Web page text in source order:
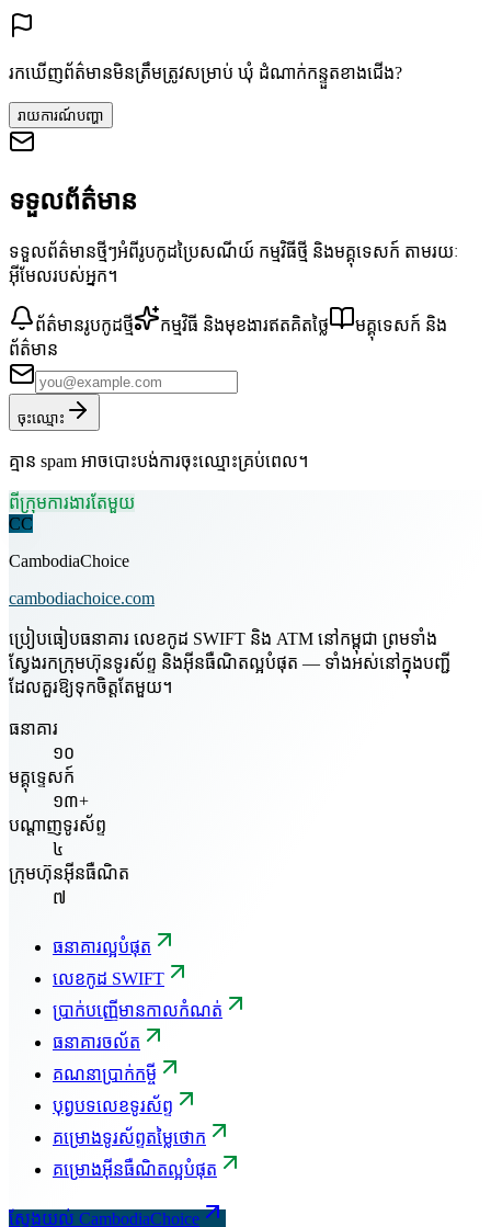
រកឃើញព័ត៌មានមិនត្រឹមត្រូវសម្រាប់ ឃុំ ដំណាក់កន្ទួតខាងជើង?
រាយការណ៍បញ្ហា
ទទួលព័ត៌មាន
ទទួលព័ត៌មានថ្មីៗអំពីរូបកូដប្រៃសណីយ៍ កម្មវិធីថ្មី និងមគ្គុទេសក៍ តាមរយៈ
អ៊ីមែលរបស់អ្នក។
ព័ត៌មានរូបកូដថ្មី កម្មវិធី និងមុខងារឥតគិតថ្លៃ
មគ្គុទេសក៍ និង
ព័ត៌មាន
ចុះឈ្មោះ
គ្មាន spam អាចបោះបង់ការចុះឈ្មោះគ្រប់ពេល។
ពីក្រុមការងារតែមួយ
CC
CambodiaChoice
cambodiachoice.com
ប្រៀបធៀបធនាគារ លេខកូដ SWIFT និង ATM នៅកម្ពុជា ព្រមទាំង
ស្វែងរកក្រុមហ៊ុនទូរស័ព្ទ និងអ៊ីនធឺណិតល្អបំផុត — ទាំងអស់នៅក្នុងបញ្ជី
ដែលគួរឱ្យទុកចិត្តតែមួយ។
ធនាគារ
១០
មគ្គុទ្ទេសក៍
១៣+
បណ្តាញទូរស័ព្ទ
៤
ក្រុមហ៊ុនអ៊ីនធឺណិត
៧
ធនាគារល្អបំផុត
លេខកូដ SWIFT
ប្រាក់បញ្ញើមានកាលកំណត់
ធនាគារចល័ត
គណនាប្រាក់កម្ចី
បុព្វបទលេខទូរស័ព្ទ
គម្រោងទូរស័ព្ទតម្លៃថោក
គម្រោងអ៊ីនធឺណិតល្អបំផុត
ស្វែងយល់ CambodiaChoice